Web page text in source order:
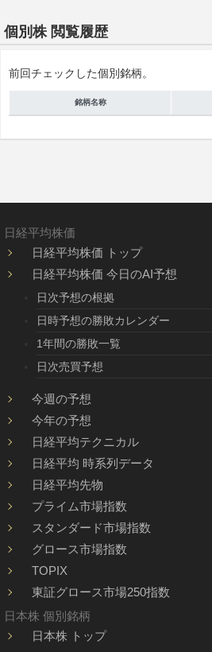
個別株 閲覧履歴
前回チェックした個別銘柄。
銘柄名称
日経平均株価
日経平均株価 トップ
日経平均株価 今日のAI予想
日次予想の根拠
日時予想の勝敗カレンダー
1年間の勝敗一覧
日次売買予想
今週の予想
今年の予想
日経平均テクニカル
日経平均 時系列データ
日経平均先物
プライム市場指数
スタンダード市場指数
グロース市場指数
TOPIX
東証グロース市場250指数
日本株 個別銘柄
日本株 トップ